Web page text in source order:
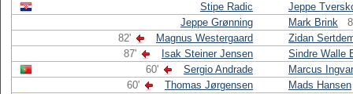
Stipe Radic
Jeppe
Jeppe Grønning
Mark Brink
82'
Magnus Westergaard
Zidan
87'
Isak Steiner Jensen
Sindre Walle
60'
Sergio Andrade
Marcus
60'
Thomas Jørgensen
Mads Hansen